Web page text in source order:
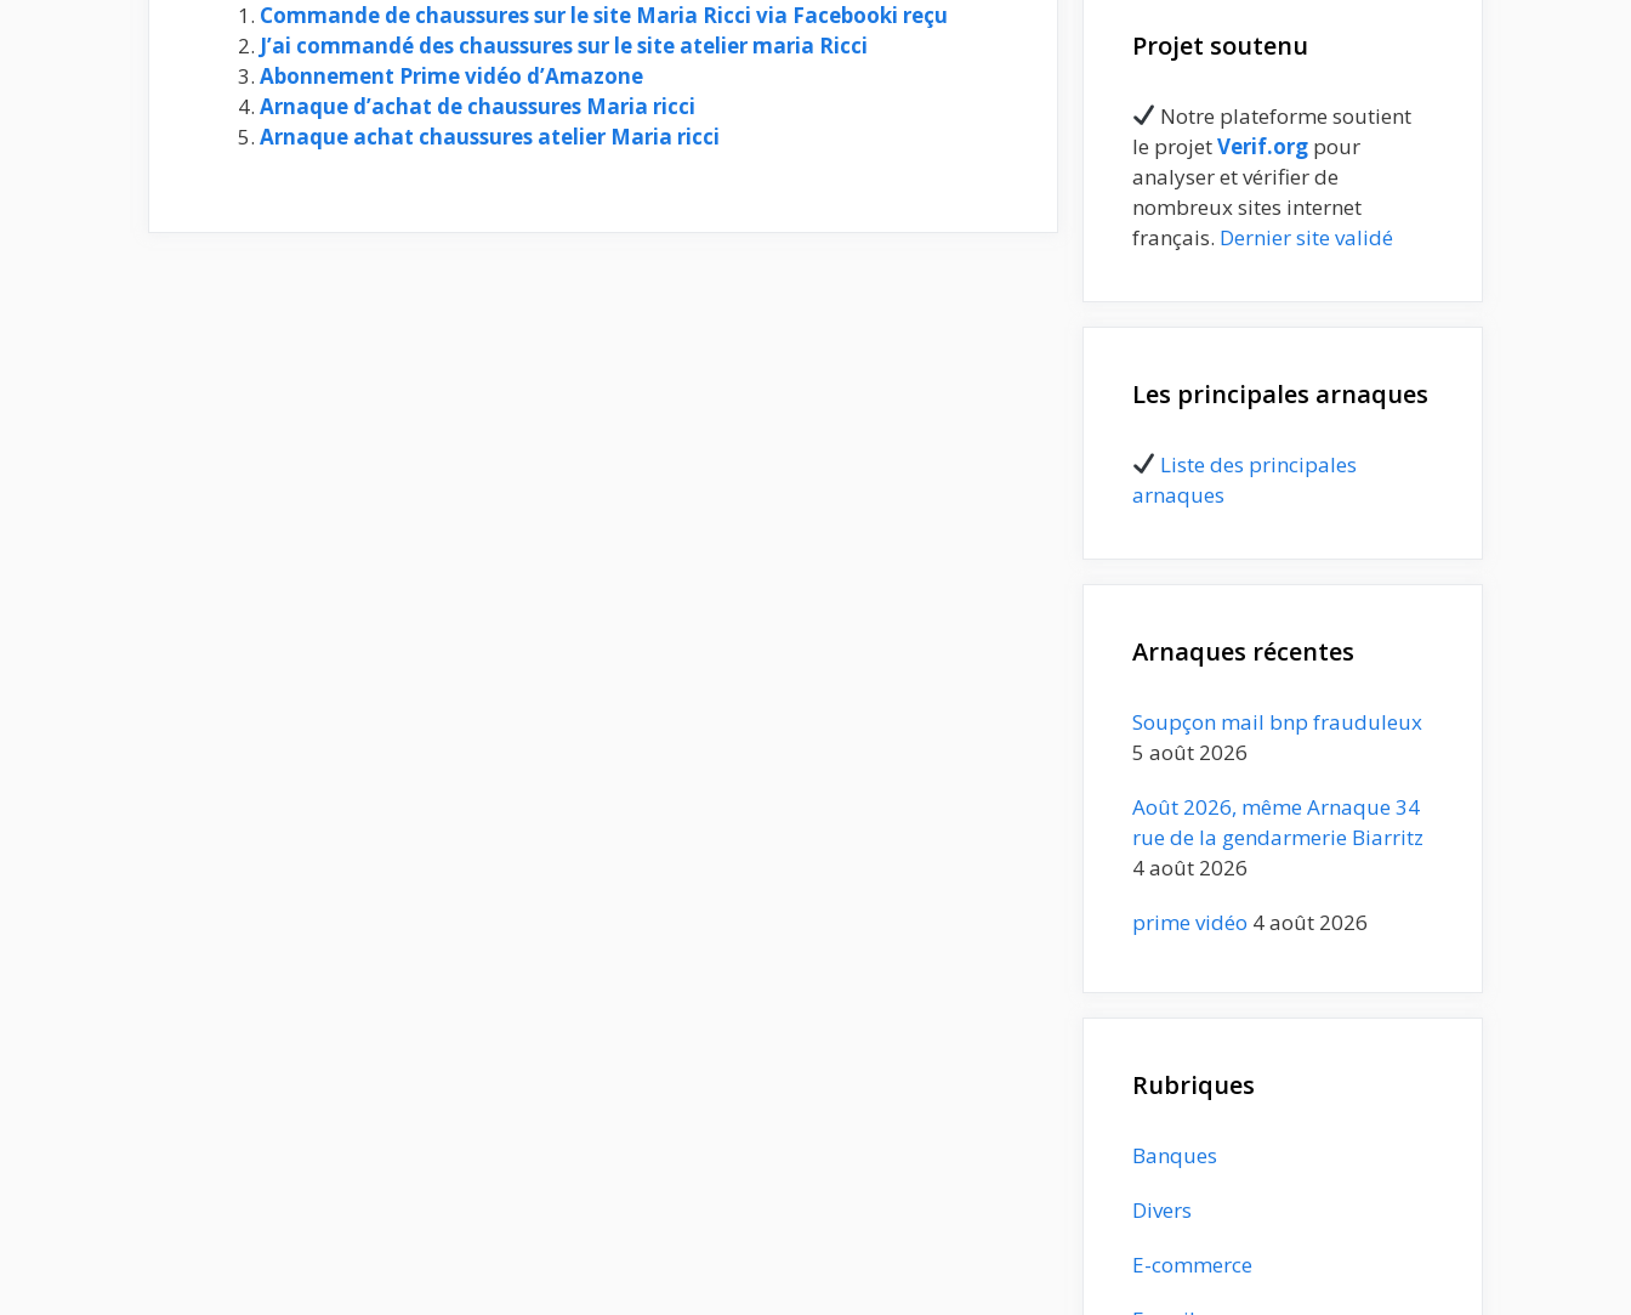
Commande de chaussures sur le site Maria Ricci via Facebooki reçu
J’ai commandé des chaussures sur le site atelier maria Ricci
Abonnement Prime vidéo d’Amazone
Arnaque d’achat de chaussures Maria ricci
Arnaque achat chaussures atelier Maria ricci
Projet soutenu
Notre plateforme soutient
le projetVerif.org pour
analyser et vérifier de
nombreux sites internet
français. Dernier site validé
Les principales arnaques
Liste des principales
arnaques
Arnaques récentes
Soupçon mail bnp frauduleux
5 août 2026
Août 2026, même Arnaque 34
rue de la gendarmerie Biarritz
4 août 2026
prime vidéo 4 août 2026
Rubriques
Banques
Divers
E-commerce